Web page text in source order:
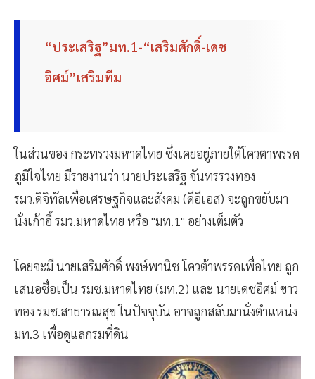
“ประเสริฐ”มท.1-“เสริมศักดิ์-เดช
อิศม์”เสริมทีม
ในส่วนของ กระทรวงมหาดไทย ซึ่งเคยอยู่ภายใต้โควตาพรรค
ภูมิใจไทย มีรายงานว่า นายประเสริฐ จันทรรวงทอง
รมว.ดิจิทัลเพื่อเศรษฐกิจและสังคม (ดีอีเอส) จะถูกขยับมา
นั่งเก้าอี้ รมว.มหาดไทย หรือ "มท.1" อย่างเต็มตัว
โดยจะมี นายเสริมศักดิ์ พงษ์พานิช โควต้าพรรคเพื่อไทย ถูก
เสนอชื่อเป็น รมช.มหาดไทย (มท.2) และ นายเดชอิศม์ ขาว
ทอง รมช.สาธารณสุข ในปัจจุบัน อาจถูกสลับมานั่งตำแหน่ง
มท.3 เพื่อดูแลกรมที่ดิน